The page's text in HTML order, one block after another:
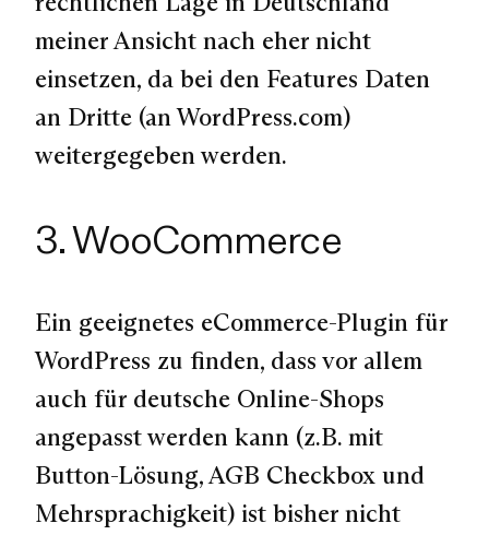
meiner Ansicht nach eher nicht
einsetzen, da bei den Features Daten
an Dritte (an WordPress.com)
weitergegeben werden.
3. WooCommerce
Ein geeignetes eCommerce-Plugin für
WordPress zu finden, dass vor allem
auch für deutsche Online-Shops
angepasst werden kann (z.B. mit
Button-Lösung, AGB Checkbox und
Mehrsprachigkeit) ist bisher nicht